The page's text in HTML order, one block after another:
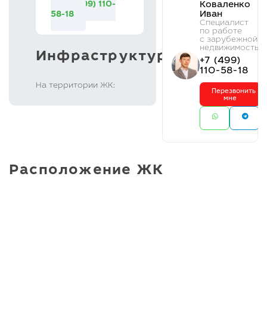
+7 (499) 110-
58-18
Инфраструктура
На территории ЖК:
Коваленко
Иван
Cпециалист
по работе
с зарубежной
недвижимостью
+7 (499)
110-58-18
Перезвонить
мне
Расположение ЖК